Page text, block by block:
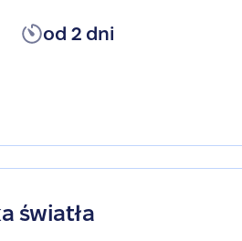
od 2 dni
światła